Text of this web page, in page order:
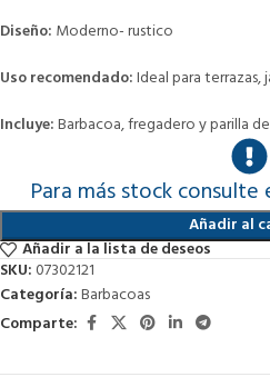
Diseño: Moderno- rustico
Uso recomendado:Ideal para
Incluye:Barbacoa, fregadero y parilla
Para más stock consulte
Añadir al
Añadir a la lista de deseos
SKU: 07302121
Categoría:Barbacoas
Comparte: